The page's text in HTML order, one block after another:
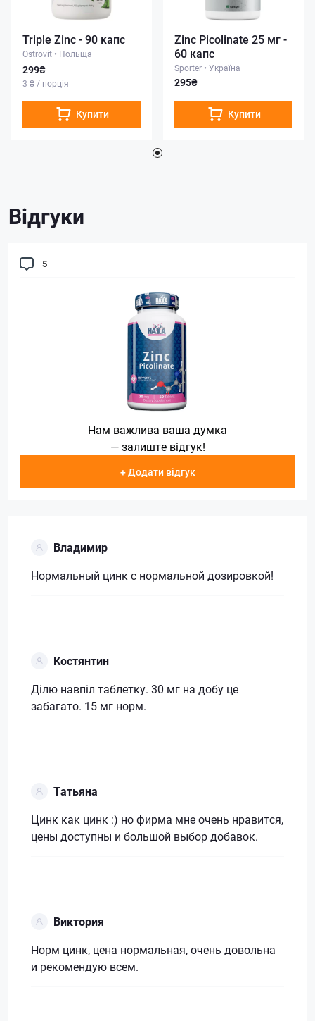
Triple Zinc - 90 капс
Ostrovit • Польща
299₴
3 ₴ / порція
Купити
Zinc Picolinate 25 мг -
60 капс
Sporter • Україна
295₴
Купити
Відгуки
5
Нам важлива ваша думка
— залиште відгук!
+ Додати відгук
Владимир
Нормальный цинк с нормальной дозировкой!
Костянтин
Ділю навпіл таблетку. 30 мг на добу це
забагато. 15 мг норм.
Татьяна
Цинк как цинк :) но фирма мне очень нравится,
цены доступны и большой выбор добавок.
Виктория
Норм цинк, цена нормальная, очень довольна
и рекомендую всем.